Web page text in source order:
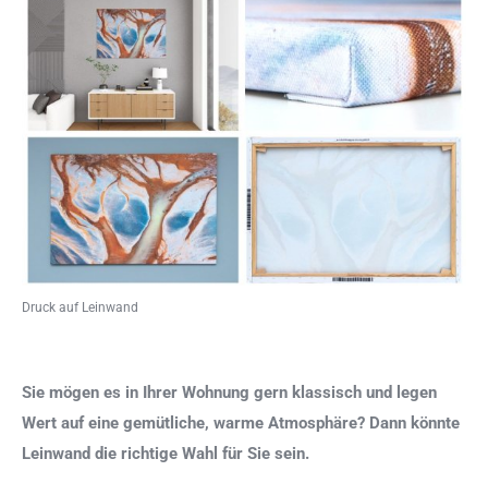
Druck auf Leinwand
Sie mögen es in Ihrer Wohnung gern klassisch und legen
Wert auf eine gemütliche, warme Atmosphäre? Dann könnte
Leinwand die richtige Wahl für Sie sein.